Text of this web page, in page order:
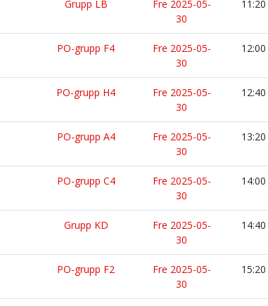
Grupp LB
Fre 2025-05-
30
11:20
PO-grupp F4
Fre 2025-05-
30
12:00
PO-grupp H4
Fre 2025-05-
30
12:40
PO-grupp A4
Fre 2025-05-
30
13:20
PO-grupp C4
Fre 2025-05-
30
14:00
Grupp KD
Fre 2025-05-
30
14:40
PO-grupp F2
Fre 2025-05-
30
15:20